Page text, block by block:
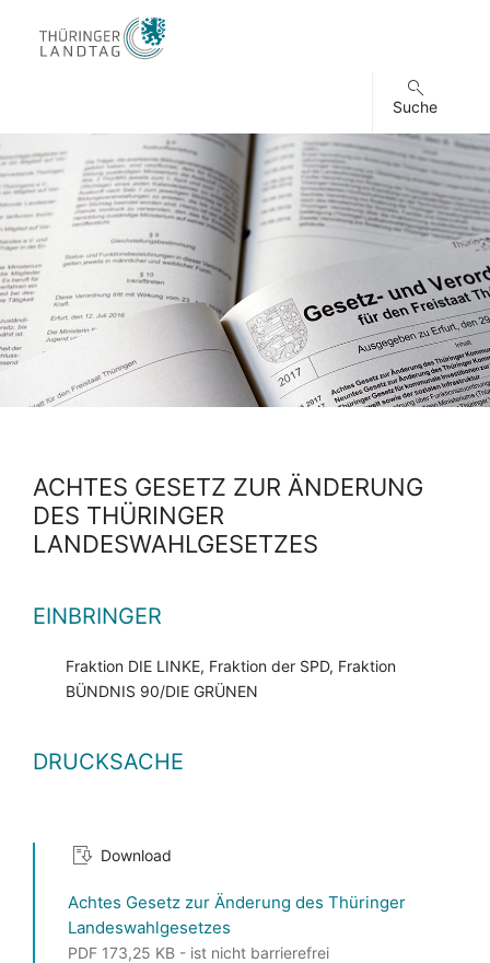
Suche
ACHTES GESETZ ZUR ÄNDERUNG
DES THÜRINGER
LANDESWAHLGESETZES
EINBRINGER
Fraktion DIE LINKE, Fraktion der SPD, Fraktion
BÜNDNIS 90/DIE GRÜNEN
DRUCKSACHE
Download
Achtes Gesetz zur Änderung des Thüringer
Landeswahlgesetzes
PDF 173,25 KB - ist nicht barrierefrei